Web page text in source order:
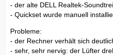
- der alte DELL Realtek-
- Quickset wurde manuell
Probleme:
- der Rechner verhält sich
- sehr, sehr nervig: der Lüfter